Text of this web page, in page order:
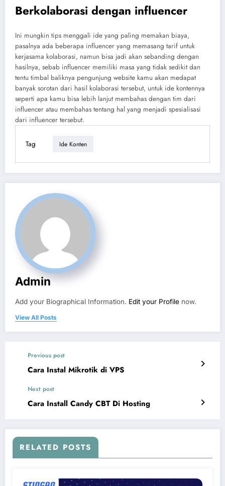
Berkolaborasi dengan influencer
Ini mungkin tips menggali ide yang paling memakan biaya,
pasalnya ada beberapa influencer yang memasang tarif untuk
kerjasama kolaborasi, namun bisa jadi akan sebanding dengan
hasilnya, sebab influencer memiliki masa yang tidak sedikit dan
tentu timbal baliknya pengunjung website kamu akan medapat
banyak sorotan dari hasil kolaborasi tersebut, untuk ide kontennya
seperti apa kamu bisa lebih lanjut membahas dengan tim dari
influencer atau membahas tentang hal yang menjadi spesialisasi
dari influencer tersebut.
Tag Ide Konten
Admin
Add your Biographical Information. Edit your Profile now.
View All Posts
Previous post
Cara Instal Mikrotik di VPS
Next post
Cara Install Candy CBT Di Hosting
RELATED POSTS